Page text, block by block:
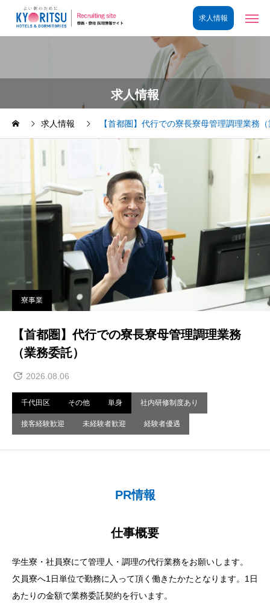
求人情報
求人情報 【首都圏】代行での寮長寮母管理調理業務
寮事業
【首都圏】代行での寮長寮母管理調理業務
（業務委託）
2026.08.06
千代田区 その他 単身 社内研修制度あり
接客経験歓迎 未経験者歓迎 経験者優遇
PR情報
仕事概要
学生寮・社員寮にて管理人・調理の代行業務をお願いします。
欠員寮へ1日単位で勤務に入って頂く働きたかたとなります。1日
あたりの金額で業務委託契約を行います。